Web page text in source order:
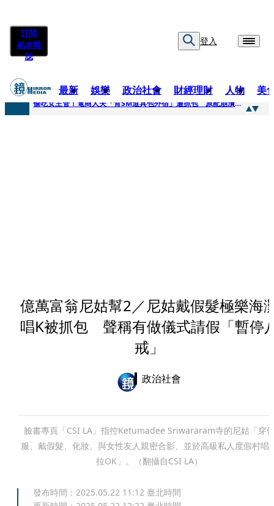
訂閱
紙本雜
誌
登入
最新 娛樂 政治社會 財經理財 人物 美
快訊
偷吃女主管！電商人夫「背SM道具包外宿」遭抓包 原配崩潰求償100萬：從未用過此類
億萬富翁尼姑幫2／尼姑戴假髮極樂海
唱K被抓包 聲稱有做儀式請假「暫停
戒」
政治社會
臉書專頁「CSI LA」指控Ketumadee Sriwararam寺的尼姑「穿
服、戴假髮、化妝、與女性友人親密合影、並於高級私人度假村唱
拉OK」。（翻攝自CSI LA）
發布時間： 2025.05.22 11:12 臺北時間